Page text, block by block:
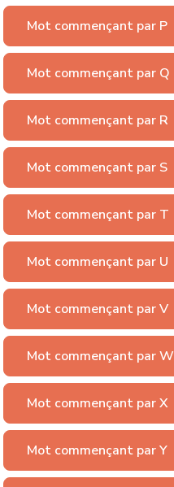
Mot commençant par P
Mot commençant par Q
Mot commençant par R
Mot commençant par S
Mot commençant par T
Mot commençant par U
Mot commençant par V
Mot commençant par W
Mot commençant par X
Mot commençant par Y